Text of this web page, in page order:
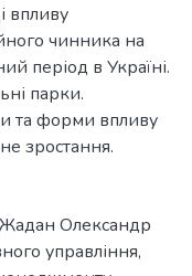
впливу
чинника на
період в Україні.
парки.
та форми впливу
зростання.
Жадан Олександр
управління,